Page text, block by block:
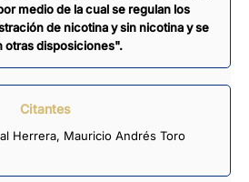
medio de la cual se regulan los
de nicotina y sin nicotina y se
otras disposiciones".
Citantes
Herrera, Mauricio Andrés Toro